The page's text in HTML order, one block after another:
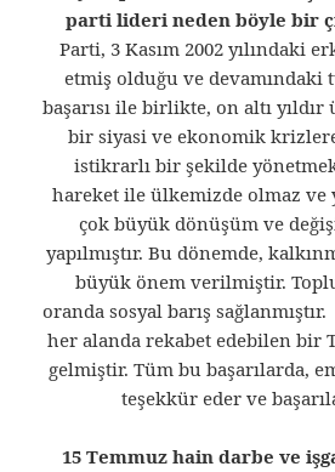
parti lideri neden böyle bir
Parti, 3 Kasım 2002 yılındaki
etmiş olduğu ve devamındaki
başarısı ile birlikte, on altı
bir siyasi ve ekonomik
istikrarlı bir şekilde
hareket ile ülkemizde olmaz ve
çok büyük dönüşüm ve
yapılmıştır. Bu dönemde,
büyük önem verilmiştir.
oranda sosyal barış
her alanda rekabet edebilen bir
gelmiştir. Tüm bu başarılarda,
teşekkür eder ve
15 Temmuz hain darbe ve